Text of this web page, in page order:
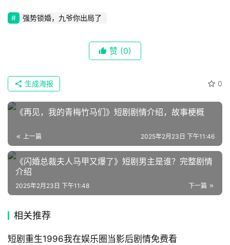
强势锁婚，九爷你出局了
赞 (0)
0
生成海报
《再见，我的青梅竹马们》短剧剧情介绍，故事梗概
上一篇 2025年2月23日 下午11:46
《闪婚总裁夫人马甲又爆了》短剧男主是谁？完整剧情
介绍
下一篇
2025年2月23日 下午11:48
相关推荐
短剧重生1996我在娱乐圈当影后剧情免费看